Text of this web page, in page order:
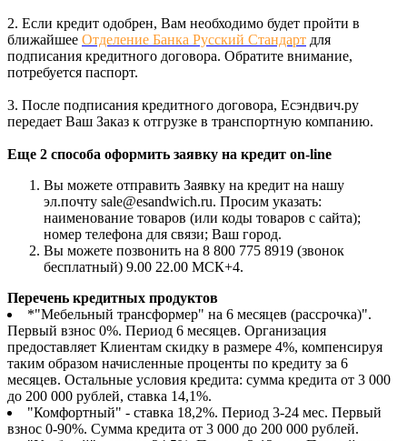
2. Если кредит одобрен, Вам необходимо будет пройти в
ближайшее Отделение Банка Русский Стандарт для
подписания кредитного договора. Обратите внимание,
потребуется паспорт.
3. После подписания кредитного договора, Есэндвич.ру
передает Ваш Заказ к отгрузке в транспортную компанию.
Еще 2 способа оформить заявку на кредит on-line
Вы можете отправить Заявку на кредит на нашу
эл.почту sale@esandwich.ru. Просим указать:
наименование товаров (или коды товаров с сайта);
номер телефона для связи; Ваш город.
Вы можете позвонить на 8 800 775 8919 (звонок
бесплатный) 9.00 22.00 МСК+4.
Перечень кредитных продуктов
*"Мебельный трансформер" на 6 месяцев (рассрочка)".
Первый взнос 0%. Период 6 месяцев. Организация
предоставляет Клиентам скидку в размере 4%, компенсируя
таким образом начисленные проценты по кредиту за 6
месяцев. Остальные условия кредита: сумма кредита от 3 000
до 200 000 рублей, ставка 14,1%.
"Комфортный" - ставка 18,2%. Период 3-24 мес. Первый
взнос 0-90%. Сумма кредита от 3 000 до 200 000 рублей.